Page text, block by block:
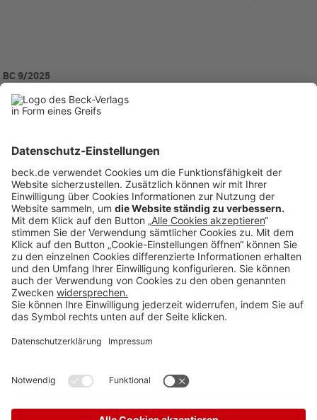
BC 9/2025
BC20250918
Anzeigen